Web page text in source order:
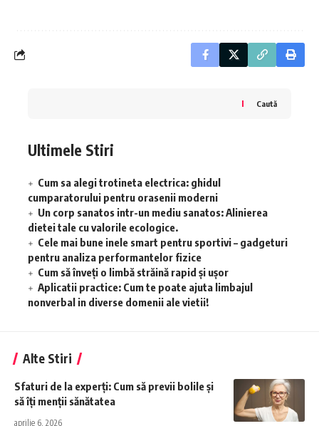
Caută
Ultimele Stiri
Cum sa alegi trotineta electrica: ghidul
cumparatorului pentru orasenii moderni
Un corp sanatos intr-un mediu sanatos: Alinierea
dietei tale cu valorile ecologice.
Cele mai bune inele smart pentru sportivi – gadgeturi
pentru analiza performantelor fizice
Cum să înveţi o limbă străină rapid şi uşor
Aplicatii practice: Cum te poate ajuta limbajul
nonverbal in diverse domenii ale vietii!
Alte Stiri
Sfaturi de la experți: Cum să previi bolile și
să îți menții sănătatea
aprilie 6, 2026